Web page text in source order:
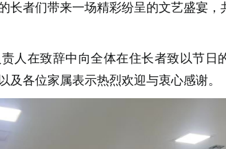
长者们带来一场精彩纷呈的文艺盛宴，
人在致辞中向全体在住长者致以节日
及各位家属表示热烈欢迎与衷心感谢。